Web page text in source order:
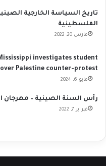
تاريخ السياسة الخارجية
الفلسطينية
مارس 20, 2022
investigates student
over Palestine counter-protest
مايو 6, 2024
رأس السنة الصينية – مهرجان
فبراير 7, 2022